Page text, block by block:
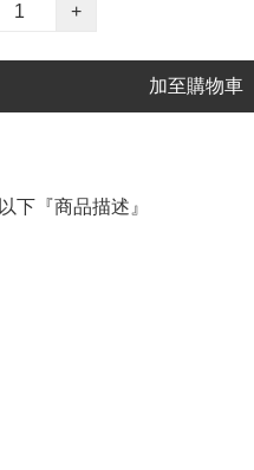
+
加至購物車
下『商品描述』